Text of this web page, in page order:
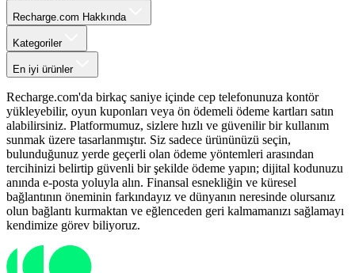
Recharge.com Hakkında
Kategoriler
En iyi ürünler
Recharge.com'da birkaç saniye içinde cep telefonunuza kontör
yükleyebilir, oyun kuponları veya ön ödemeli ödeme kartları satın
alabilirsiniz. Platformumuz, sizlere hızlı ve güvenilir bir kullanım
sunmak üzere tasarlanmıştır. Siz sadece ürününüzü seçin,
bulunduğunuz yerde geçerli olan ödeme yöntemleri arasından
tercihinizi belirtip güvenli bir şekilde ödeme yapın; dijital kodunuzu
anında e-posta yoluyla alın. Finansal esnekliğin ve küresel
bağlantının öneminin farkındayız ve dünyanın neresinde olursanız
olun bağlantı kurmaktan ve eğlenceden geri kalmamanızı sağlamayı
kendimize görev biliyoruz.